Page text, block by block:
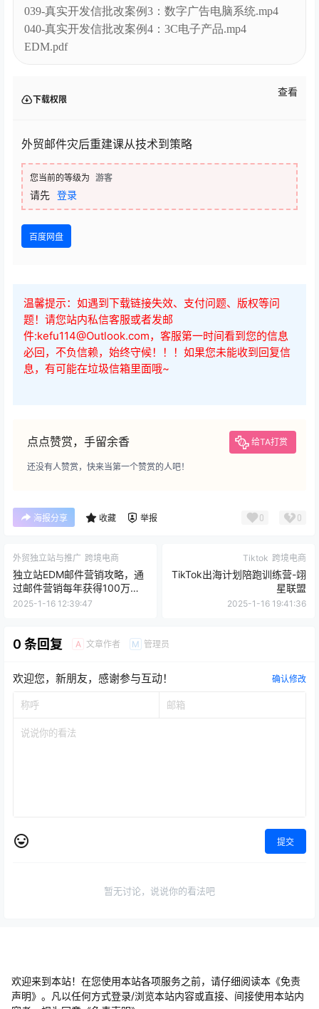
039-真实开发信批改案例3：数字广告电脑系统.mp4
040-真实开发信批改案例4：3C电子产品.mp4
EDM.pdf
下载权限
查看
外贸邮件灾后重建课从技术到策略
您当前的等级为 游客
请先 登录
百度网盘
温馨提示：如遇到下载链接失效、支付问题、版权等问
题！请您站内私信客服或者发邮
件:kefu114@Outlook.com，客服第一时间看到您的信息
必回，不负信赖，始终守候！！！如果您未能收到回复信
息，有可能在垃圾信箱里面哦~
点点赞赏，手留余香 给TA打赏
还没有人赞赏，快来当第一个赞赏的人吧！
海报分享 收藏 举报 0 0
外贸独立站与推广 跨境电商
独立站EDM邮件营销攻略，通
过邮件营销每年获得100万美
金销售额！
2025-1-16 12:39:47
Tiktok 跨境电商
TikTok出海计划陪跑训练营-翊
星联盟
2025-1-16 19:41:36
0 条回复 A 文章作者 M 管理员
欢迎您，新朋友，感谢参与互动！ 确认修改
提交
暂无讨论，说说你的看法吧
欢迎来到本站！在您使用本站各项服务之前，请仔细阅读本《免责
声明》。凡以任何方式登录/浏览本站内容或直接、间接使用本站内